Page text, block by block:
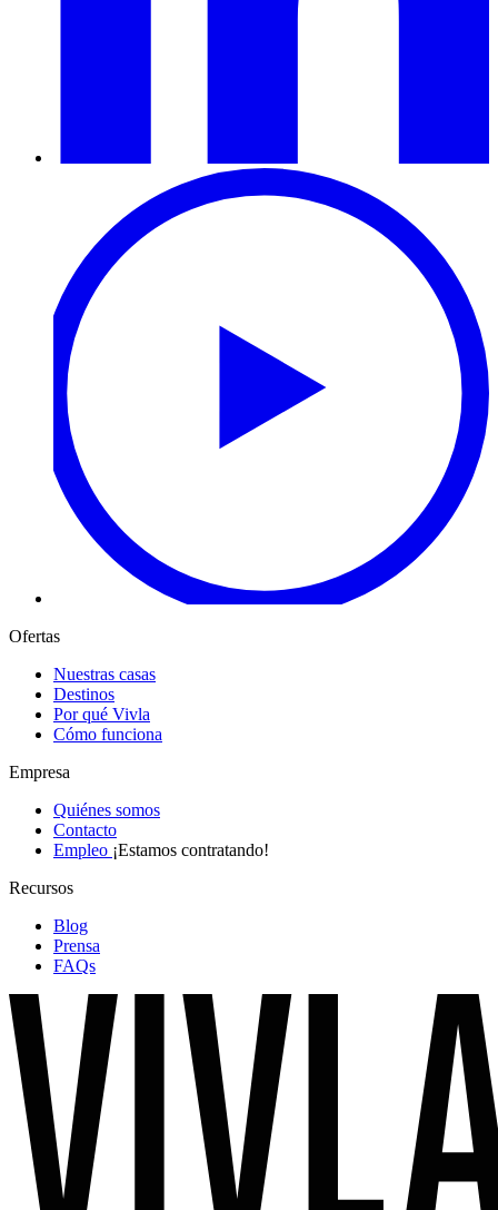
Ofertas
Nuestras casas
Destinos
Por qué Vivla
Cómo funciona
Empresa
Quiénes somos
Contacto
Empleo ¡Estamos contratando!
Recursos
Blog
Prensa
FAQs